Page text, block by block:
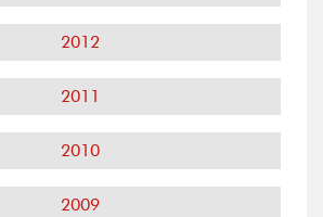
2012
2011
2010
2009